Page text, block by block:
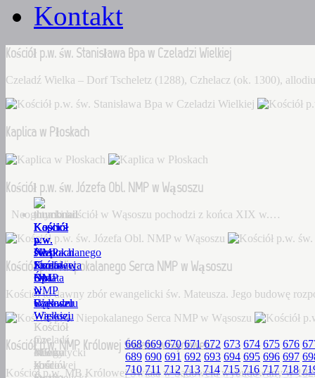
Kontakt
Kościół p.w. św. Stanisława Bpa w Czeladzi Wielkiej
Czeladź Wielka – Dorf Tscheletz (1288), Czhelacz (ok. 1300),
Kaplica w Płoskach
Kościół p.w. św. Józefa Obl. NMP w Wąsoszu
Neogotycki kościół w Wąsoszu pochodzi z końca XIX w.…
Kościół p.w. Niepokalanego Serca NMP w Wąsoszu
Kościół to dawny zbór ewangelicki św. Mateusza. Jego budowę
Kościół p.w. NMP Królowej Świata w Sądowelu
Kościół p.w. MB Królowej Świata w Sądowelu wybudowany w
Kościół
p.w.
św.
Stanisława
Bpa
w
Czeladzi
Wielkiej
Czeladź
Wielka
–
Kaplica
w
Płoskach
Kościół
p.w.
św.
Józefa
Obl.
NMP
w
Wąsoszu
Neogotycki
kościół
Kościół
p.w.
Niepokalanego
Serca
NMP
w
Wąsoszu
Kościół
to
dawny
zbór
Kościół
p.w.
NMP
Królowej
Świata
w
Sądowelu
Kościół
p.w.
MB
Królowej
668 669 670 671 672 673 674 675 676
689 690 691 692 693 694 695 696 697
710 711 712 713 714 715 716 717 718